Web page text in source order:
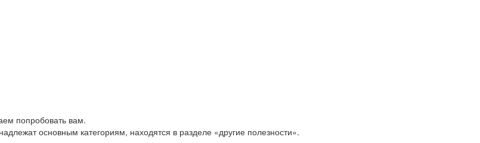
попробовать вам.
основным категориям, находятся в разделе «другие полезности».